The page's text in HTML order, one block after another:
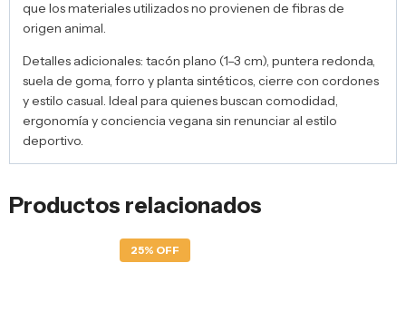
que los materiales utilizados no provienen de fibras de
origen animal.
Detalles adicionales: tacón plano (1–3 cm), puntera redonda,
suela de goma, forro y planta sintéticos, cierre con cordones
y estilo casual. Ideal para quienes buscan comodidad,
ergonomía y conciencia vegana sin renunciar al estilo
deportivo.
Productos relacionados
25% OFF